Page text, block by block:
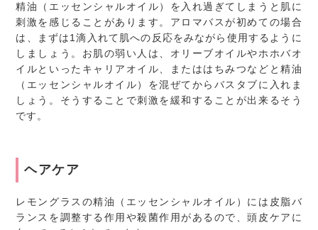
精油（エッセンシャルオイル）を入れ過ぎてしまうと肌に
刺激を感じることがあります。アロマバスが初めての場合
は、まずは1滴入れて肌への反応をみながら使用するように
しましょう。お肌の弱い人は、オリーブオイルやホホバオ
イルといったキャリアオイル、またははちみつなどと精油
（エッセンシャルオイル）を混ぜてからバスタブに入れま
しょう。そうすることで刺激を緩和することが出来るそう
です。
ヘアケア
レモングラスの精油（エッセンシャルオイル）には皮脂バ
ランスを調整する作用や殺菌作用があるので、頭皮ケアに